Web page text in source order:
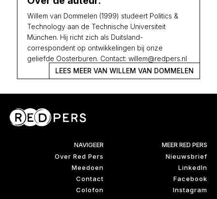
Willem van Dommelen (1999) studeert Politics &
Technology aan de Technische Universiteit
München. Hij richt zich als Duitsland-
correspondent op ontwikkelingen bij onze
geliefde Oosterburen. Contact: willem@redpers.nl
LEES MEER VAN WILLEM VAN DOMMELEN
NAVIGEER
Over Red Pers
Meedoen
Contact
Colofon
MEER RED PERS
Nieuwsbrief
LinkedIn
Facebook
Instagram